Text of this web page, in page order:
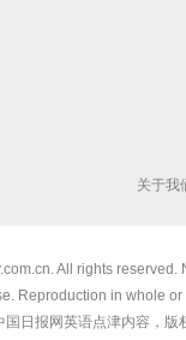
关于我
All rights
Reproduction in whole
日报网英语点津内容，